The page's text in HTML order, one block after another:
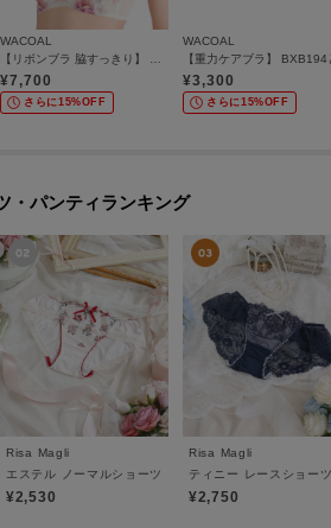
WACOAL
¥7,700
さらに15%OFF
WACOAL
¥3,300
さらに15%OFF
・パンティランキング
Risa Magli
エステル ノーマルショーツ
¥2,530
Risa Magli
ティニー レースショー
¥2,750